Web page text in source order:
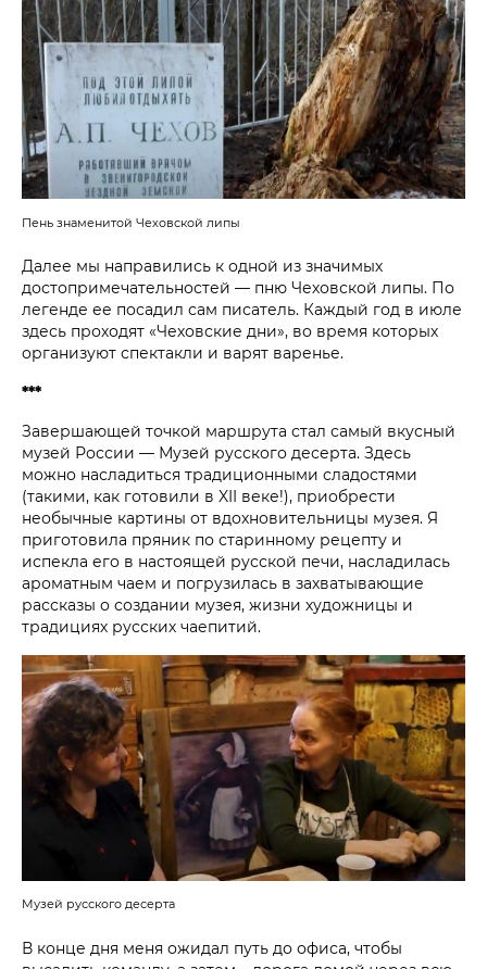
Пень знаменитой Чеховской липы
Далее мы направились к одной из значимых
достопримечательностей — пню Чеховской липы. По
легенде ее посадил сам писатель. Каждый год в июле
здесь проходят «Чеховские дни», во время которых
организуют спектакли и варят варенье.
***
Завершающей точкой маршрута стал самый вкусный
музей России — Музей русского десерта. Здесь
можно насладиться традиционными сладостями
(такими, как готовили в XII веке!), приобрести
необычные картины от вдохновительницы музея. Я
приготовила пряник по старинному рецепту и
испекла его в настоящей русской печи, насладилась
ароматным чаем и погрузилась в захватывающие
рассказы о создании музея, жизни художницы и
традициях русских чаепитий.
Музей русского десерта
В конце дня меня ожидал путь до офиса, чтобы